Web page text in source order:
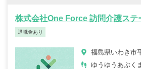
株式会社One Force 訪問介護ス
退職金あり
福島県いわき市
ゆうゆうあぶく